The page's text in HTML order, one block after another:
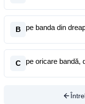
B pe banda din
C pe oricare bandă,